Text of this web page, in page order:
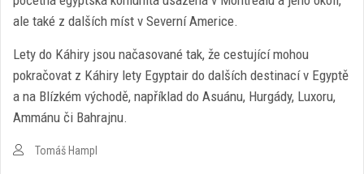
ale také z dalších míst v Severní Americe.
Lety do Káhiry jsou načasované tak, že cestující mohou
pokračovat z Káhiry lety Egyptair do dalších destinací v Egyptě
a na Blízkém východě, například do Asuánu, Hurgády, Luxoru,
Ammánu či Bahrajnu.
Tomáš Hampl